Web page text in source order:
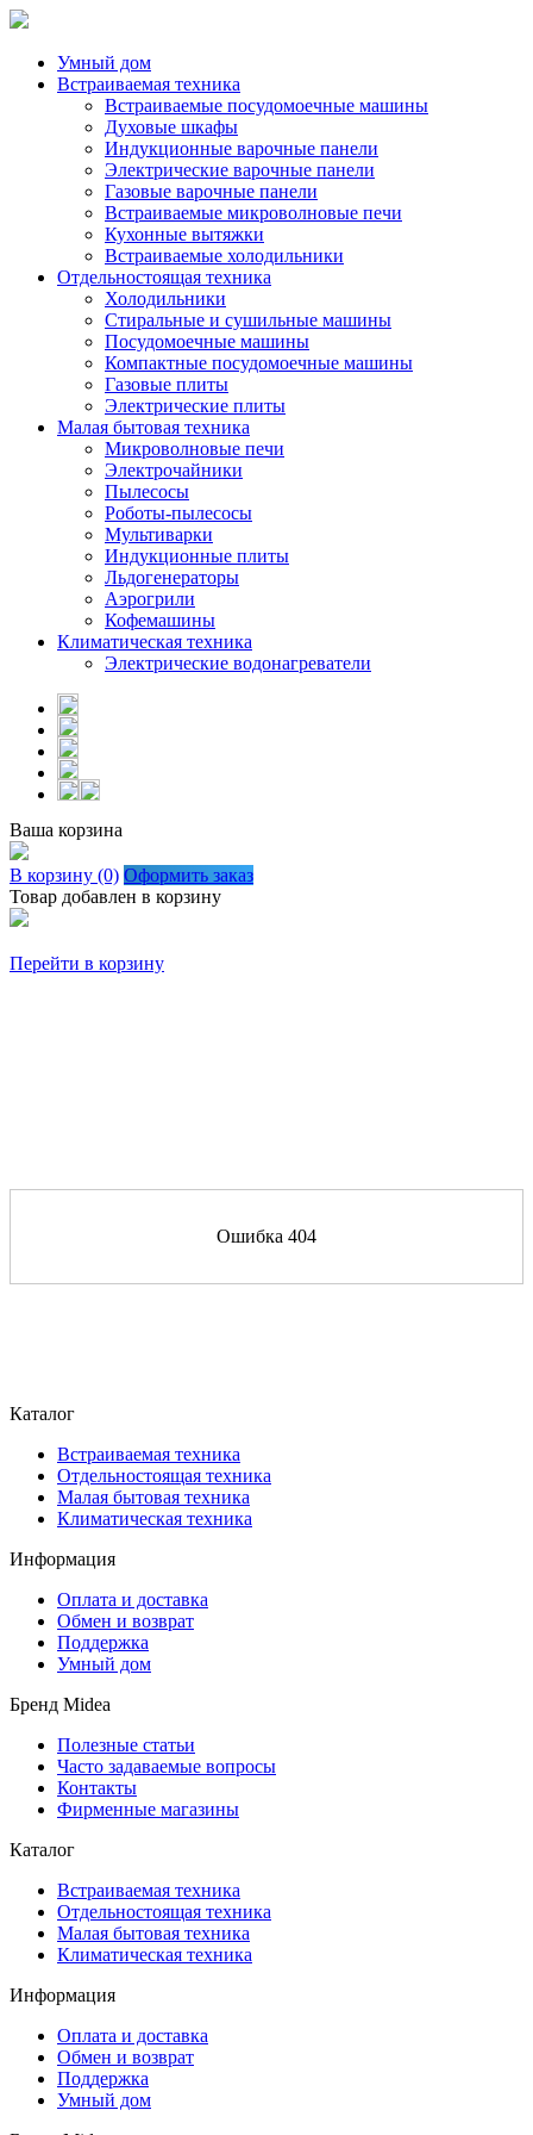
Умный дом
Встраиваемая техника
Встраиваемые посудомоечные машины
Духовые шкафы
Индукционные варочные панели
Электрические варочные панели
Газовые варочные панели
Встраиваемые микроволновые печи
Кухонные вытяжки
Встраиваемые холодильники
Отдельностоящая техника
Холодильники
Стиральные и сушильные машины
Посудомоечные машины
Компактные посудомоечные машины
Газовые плиты
Электрические плиты
Малая бытовая техника
Микроволновые печи
Электрочайники
Пылесосы
Роботы-пылесосы
Мультиварки
Индукционные плиты
Льдогенераторы
Аэрогрили
Кофемашины
Климатическая техника
Электрические водонагреватели
Ваша корзина
В корзину (0) Оформить заказ
Товар добавлен в корзину
Перейти в корзину
Ошибка 404
Каталог
Встраиваемая техника
Отдельностоящая техника
Малая бытовая техника
Климатическая техника
Информация
Оплата и доставка
Обмен и возврат
Поддержка
Умный дом
Бренд Midea
Полезные статьи
Часто задаваемые вопросы
Контакты
Фирменные магазины
Каталог
Встраиваемая техника
Отдельностоящая техника
Малая бытовая техника
Климатическая техника
Информация
Оплата и доставка
Обмен и возврат
Поддержка
Умный дом